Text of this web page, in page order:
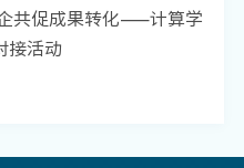
共促成果转化——计算学
接活动